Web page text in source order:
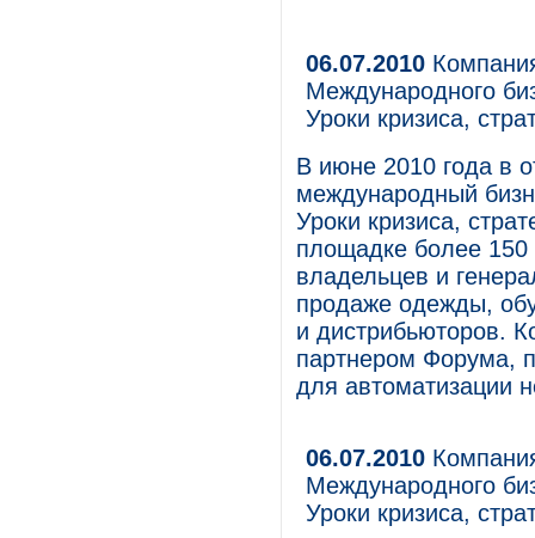
06.07.2010
Международного
Уроки кризиса,
В июне 2010 года в
международный
Уроки кризиса,
площадке более 150
владельцев и
продаже одежды,
и дистрибьюторов.
партнером Форума,
для автоматизации
06.07.2010
Международного
Уроки кризиса,